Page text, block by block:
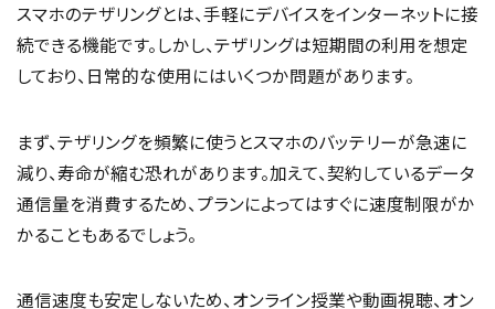
スマホのテザリングとは、手軽にデバイスをインターネットに接
続できる機能です。しかし、テザリングは短期間の利用を想定
しており、日常的な使用にはいくつか問題があります。
まず、テザリングを頻繁に使うとスマホのバッテリーが急速に
減り、寿命が縮む恐れがあります。加えて、契約しているデータ
通信量を消費するため、プランによってはすぐに速度制限がか
かることもあるでしょう。
通信速度も安定しないため、オンライン授業や動画視聴、オン